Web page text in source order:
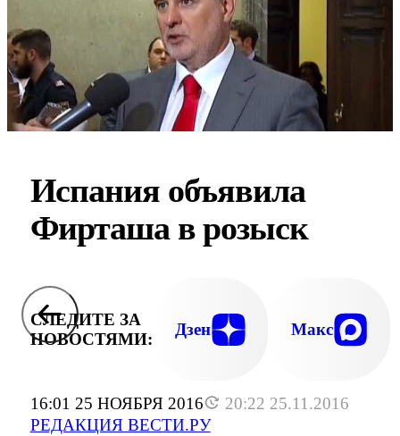
16:01 25 НОЯБРЯ 2016
20:22 25.11.2016
РЕДАКЦИЯ ВЕСТИ.РУ
Испания объявила
Фирташа в розыск
СЛЕДИТЕ ЗА
НОВОСТЯМИ:
Дзен Макс